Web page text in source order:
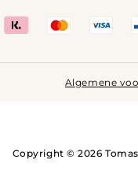
Copyright © 2026
Algemene